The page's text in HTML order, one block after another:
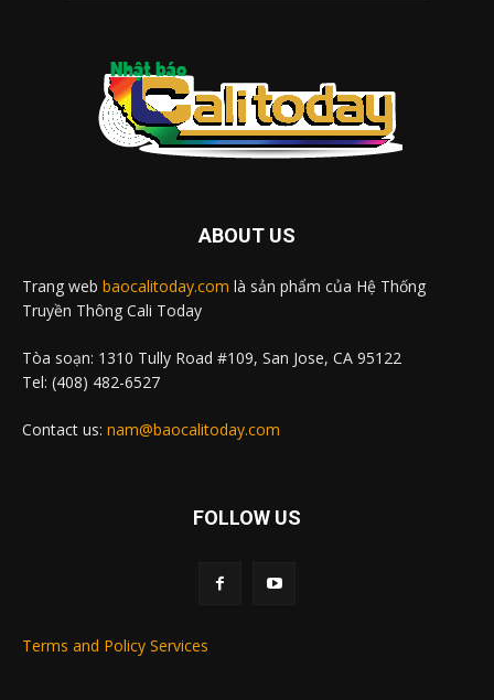
ABOUT US
Trang web baocalitoday.com là sản phẩm của Hệ Thống
Truyền Thông Cali Today
Tòa soạn: 1310 Tully Road #109, San Jose, CA 95122
Tel: (408) 482-6527
Contact us: nam@baocalitoday.com
FOLLOW US
Terms and Policy Services